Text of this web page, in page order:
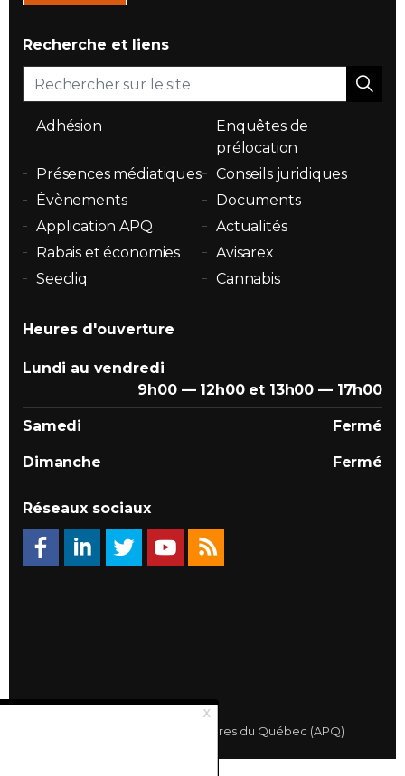
Recherche et liens
Adhésion
Enquêtes de
prélocation
Présences médiatiques
Conseils juridiques
Évènements
Documents
Application APQ
Actualités
Rabais et économies
Avisarex
Seecliq
Cannabis
Heures d'ouverture
Lundi au vendredi
9h00 — 12h00 et 13h00 — 17h00
Samedi Fermé
Dimanche Fermé
Réseaux sociaux
© 2026 Association des Propriétaires du Québec (APQ)